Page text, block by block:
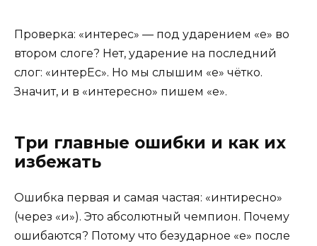
Проверка: «интерес» — под ударением «е» во
втором слоге? Нет, ударение на последний
слог: «интерЕс». Но мы слышим «е» чётко.
Значит, и в «интересно» пишем «е».
Три главные ошибки и как их
избежать
Ошибка первая и самая частая: «интиресно»
(через «и»). Это абсолютный чемпион. Почему
ошибаются? Потому что безударное «е» после